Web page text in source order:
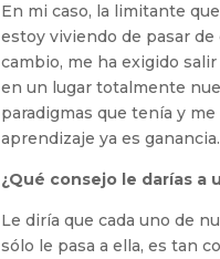
En mi caso, la limitante
estoy viviendo de pasar
cambio, me ha exigido
en un lugar totalmente
paradigmas que tenía y
aprendizaje ya es ganancia.
¿Qué consejo le darías
Le diría que cada uno de
sólo le pasa a ella, es tan